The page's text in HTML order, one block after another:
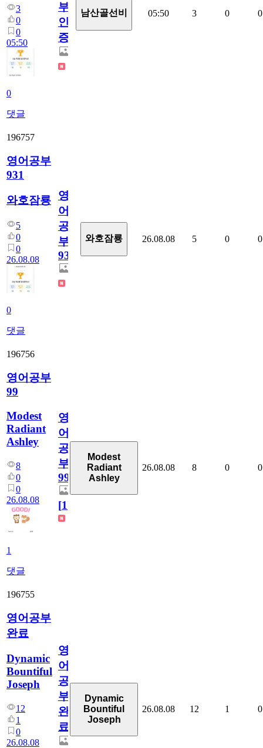
3
0
0
05:50
0
댓글
부
인
증
남산골선비 05:50 3 0 0
196757
영어공부
931
와호잠룡
5
0
0
26.08.08
0
댓글
영
어
공
부
931
와호잠룡 26.08.08 5 0 0
196756
영어공부
99
Modest
Radiant
Ashley
8
0
0
26.08.08
1
댓글
영
어
공
부
99
[1]
Modest
Radiant
Ashley
26.08.08 8 0 0
196755
영어공부
완료
Dynamic
Bountiful
Joseph
12
1
0
26.08.08
영
어
공
부
완
료
Dynamic
Bountiful
Joseph
26.08.08 12 1 0